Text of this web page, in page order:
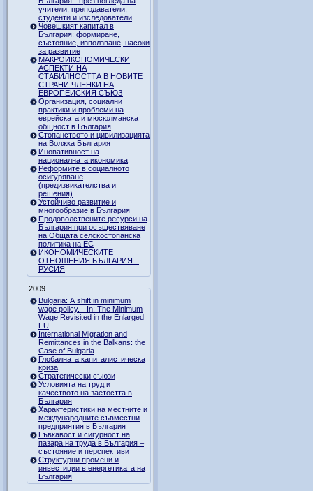
учители, преподаватели,
студенти и изследователи
Човешкият капитал в
България: формиране,
състояние, използване, насоки
за развитие
МАКРОИКОНОМИЧЕСКИ
АСПЕКТИ НА
СТАБИЛНОСТТА В НОВИТЕ
СТРАНИ ЧЛЕНКИ НА
ЕВРОПЕЙСКИЯ СЪЮЗ
Организация, социални
практики и проблеми на
еврейската и мюсюлманска
общност в България
Стопанството и цивилизацията
на Волжка България
Иновативност на
националната икономика
Реформите в социалното
осигуряване
(предизвикателства и
решения)
Устойчиво развитие и
многообразие в България
Продоволствените ресурси на
България при осъществяване
на Общата селскостопанска
политика на ЕС
ИКОНОМИЧЕСКИТЕ
ОТНОШЕНИЯ БЪЛГАРИЯ –
РУСИЯ
2009
Bulgaria: A shift in minimum
wage policy. - In: The Minimum
Wage Revisited in the Enlarged
EU
International Migration and
Remittances in the Balkans: the
Case of Bulgaria
Глобалната капиталистическа
криза
Стратегически съюзи
Условията на труд и
качеството на заетостта в
България
Характеристики на местните и
международните съвместни
предприятия в България
Гъвкавост и сигурност на
пазара на труда в България –
състояние и перспективи
Структурни промени и
инвестиции в енергетиката на
България